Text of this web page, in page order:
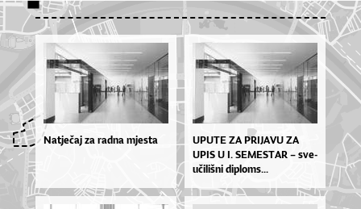
Natječaj za radna mjesta
UPU­TE ZA PRI­JA­VU ZA
UPIS U I. SE­MES­TAR – sve­
u­či­liš­ni di­plo­ms...